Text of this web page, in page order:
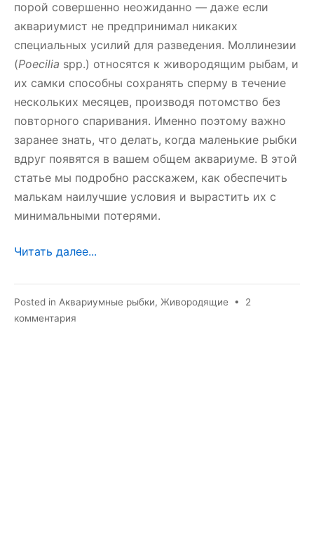
порой совершенно неожиданно — даже если
аквариумист не предпринимал никаких
специальных усилий для разведения. Моллинезии
(Poecilia spp.) относятся к живородящим рыбам, и
их самки способны сохранять сперму в течение
нескольких месяцев, производя потомство без
повторного спаривания. Именно поэтому важно
заранее знать, что делать, когда маленькие рыбки
вдруг появятся в вашем общем аквариуме. В этой
статье мы подробно расскажем, как обеспечить
малькам наилучшие условия и вырастить их с
минимальными потерями.
Читать далее...
Posted in Аквариумные рыбки, Живородящие • 2
комментария